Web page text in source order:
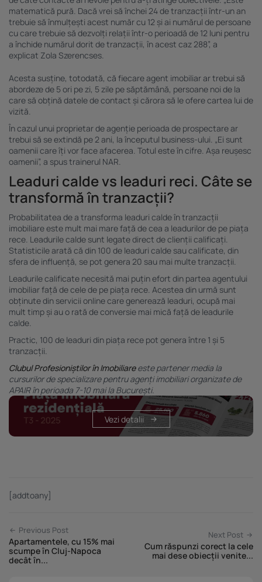
matematică pură. Dacă vrei să închei 24 de tranzacții într-un an
trebuie să înmulțești acest număr cu 12 și ai numărul de persoane
cu care trebuie să dezvolți relații într-o perioadă de 12 luni pentru
a închide numărul dorit de tranzacții, în acest caz 288”, a
explicat Zola Szerencses.
Acesta susține, totodată, că fiecare agent imobiliar ar trebui să
abordeze de 5 ori pe zi, 5 zile pe săptămână, persoane noi de la
care să obțină datele de contact și cărora să le ofere cartea lui de
vizită.
În cazul unui proprietar de agenție perioada de prospectare ar
trebui să se extindă pe 2 ani, la începutul business-ului. „Ei sunt
oamenii care îți vor face afacerea. Totul este în cifre. Așa reușesc
oamenii”, a spus trainerul NAR.
Leaduri calde vs leaduri reci. Câte se
transformă în tranzacții?
Probabilitatea de a transforma leaduri calde în tranzacții
imobiliare este mult mai mare față de cea a leadurilor de pe piața
rece. Leadurile calde sunt legate direct de clienții calificați.
Statisticile arată că din 100 de leaduri calde sau calificate, din
sfera de influență, se pot genera 20 sau mai multe tranzacții.
Leadurile calificate necesită mai puțin efort din partea agentului
imobiliar față de cele de pe piața rece. Acestea din urmă sunt
obținute din servicii online care generează leaduri, ocupă mai
mult timp și au o rată de conversie mai mică față de leadurile
calde.
Practic, 100 de leaduri din piața rece pot genera între 1 și 5
tranzacții.
Clubul Profesioniștilor în Imobiliareeste partener media la
cursurilor de specializare pentru agenți imobiliari organizate de
APAIR în perioada 7-10 mai la București.
Vezi detalii
[addtoany]
Previous Post
Apartamentele, cu 15% mai
scumpe în Cluj-Napoca
decât în...
Next Post
Cum răspunzi corect la cele
mai dese obiecții venite...